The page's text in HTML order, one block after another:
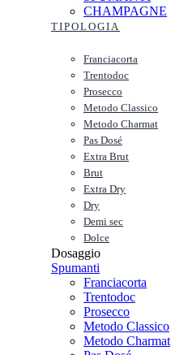
CHAMPAGNE
TIPOLOGIA
Franciacorta
Trentodoc
Prosecco
Metodo Classico
Metodo Charmat
Pas Dosé
Extra Brut
Brut
Extra Dry
Dry
Demi sec
Dolce
Dosaggio
Spumanti
Franciacorta
Trentodoc
Prosecco
Metodo Classico
Metodo Charmat